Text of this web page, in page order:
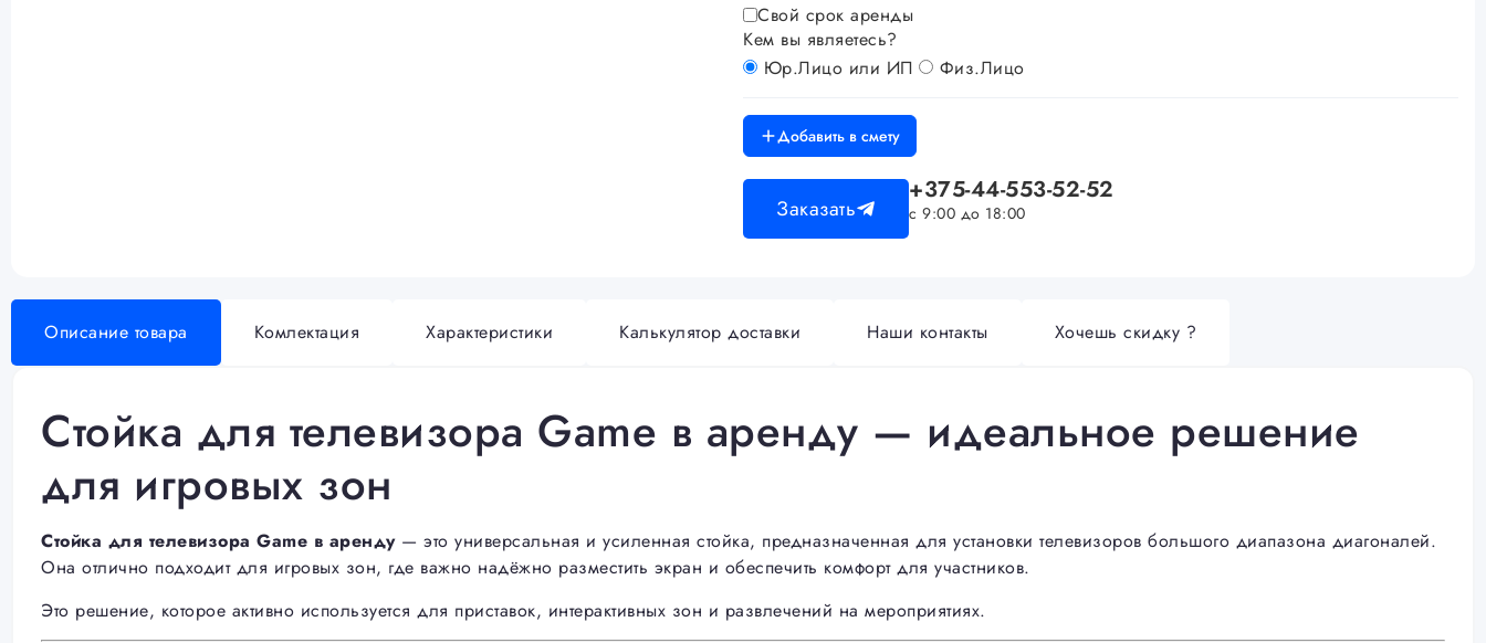
Свой срок аренды
Кем вы являетесь?
Юр.Лицо или ИП
Физ.Лицо
Добавить в смету
Заказать
+375-44-553-52-52
с 9:00 до 18:00
Описание товара Комлектация Характеристики Калькулятор доставки Наши контакты Хочешь скидку ?
Cтойка для телевизора Game в аренду — идеальное решение
для игровых зон
Стойка для телевизора Game в аренду— это универсальная и усиленная стойка, предназначенная для установки телевизоров большого диапазона диагоналей.
Она отлично подходит для игровых зон, где важно надёжно разместить экран и обеспечить комфорт для участников.
Это решение, которое активно используется для приставок, интерактивных зон и развлечений на мероприятиях.